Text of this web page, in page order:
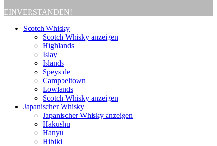
EINVERSTANDEN!
Scotch Whisky
Scotch Whisky anzeigen
Highlands
Islay
Islands
Speyside
Campbeltown
Lowlands
Scotch Whisky anzeigen
Japanischer Whisky
Japanischer Whisky anzeigen
Hakushu
Hanyu
Hibiki